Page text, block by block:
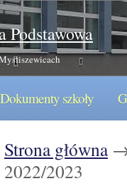
Podstawowa
Dokumenty szkoły
Strona główna
2022/2023